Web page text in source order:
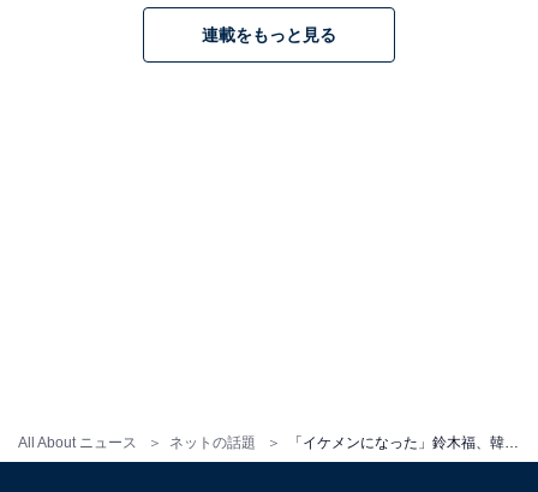
All About ニュース ネットの話題
連載をもっと見る